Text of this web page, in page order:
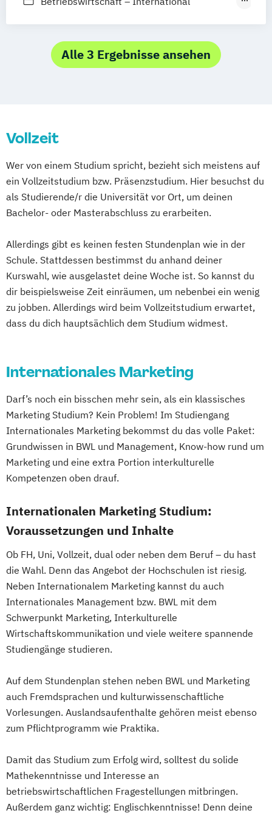
Mode-
Trend- und Markenmanagement
Betriebswirtschaft –
Marketingkommunikation und Werbung
Creative Communication & Brand
Innovatives Dienstleistungsmarketing
Marketing Intelligence
Alle 3 Ergebnisse ansehen
Vollzeit
Wer von einem Studium spricht, bezieht sich meistens auf
ein Vollzeitstudium bzw. Präsenzstudium. Hier besuchst du
als Studierende/r die Universität vor Ort, um deinen
Bachelor- oder Masterabschluss zu erarbeiten.
Allerdings gibt es keinen festen Stundenplan wie in der
Schule. Stattdessen bestimmst du anhand deiner
Kurswahl, wie ausgelastet deine Woche ist. So kannst du
dir beispielsweise Zeit einräumen, um nebenbei ein wenig
zu jobben. Allerdings wird beim Vollzeitstudium erwartet,
dass du dich hauptsächlich dem Studium widmest.
Internationales Marketing
Darf’s noch ein bisschen mehr sein, als ein klassisches
Marketing Studium? Kein Problem! Im Studiengang
Internationales Marketing bekommst du das volle Paket:
Grundwissen in BWL und Management, Know-how rund um
Marketing und eine extra Portion interkulturelle
Kompetenzen oben drauf.
Internationalen Marketing Studium:
Voraussetzungen und Inhalte
Ob FH, Uni, Vollzeit, dual oder neben dem Beruf – du hast
die Wahl. Denn das Angebot der Hochschulen ist riesig.
Neben Internationalem Marketing kannst du auch
Internationales Management bzw. BWL mit dem
Schwerpunkt Marketing, Interkulturelle
Wirtschaftskommunikation und viele weitere spannende
Studiengänge studieren.
Auf dem Stundenplan stehen neben BWL und Marketing
auch Fremdsprachen und kulturwissenschaftliche
Vorlesungen. Auslandsaufenthalte gehören meist ebenso
zum Pflichtprogramm wie Praktika.
Damit das Studium zum Erfolg wird, solltest du solide
Mathekenntnisse und Interesse an
betriebswirtschaftlichen Fragestellungen mitbringen.
Außerdem ganz wichtig: Englischkenntnisse! Denn deine